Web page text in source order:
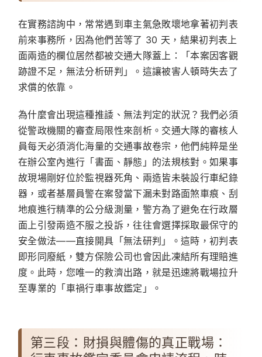
在實務諮詢中，常常遇到車主氣急敗壞地拿著初判表
前來事務所，因為他們苦等了 30 天，結果初判表上
面兩造的欄位居然都被交通大隊蓋上：
「本案因客觀
跡證不足，無法分析研判」
。這讓被害人頓時失去了
求償的依靠。
為什麼會出現這種推諉、無法判定的狀況？我們必須
從警政機關的審查局限性來剖析。交通大隊的審核人
員每天必須消化海量的交通事故卷宗，他們純粹是坐
在辦公室內進行「書面、靜態」的法規核對。如果事
故現場剛好位於監視器死角、兩造皆未裝設行車紀錄
器，或者基層員警在案發當下漏未對路面煞車痕、刮
地痕進行精準的公分級測量，警方為了避免在行政層
面上引發兩造不服之投訴，往往會選擇採取最保守的
安全做法——直接開具「無法研判」。這時，初判表
即形同廢紙，雙方保險公司也會因此凍結所有理賠進
度。 此時，您唯一的救濟出路，就是迅速將戰場拉升
至專業的「車禍行車事故鑑定」。
第三段：財損與體傷的真正戰場：